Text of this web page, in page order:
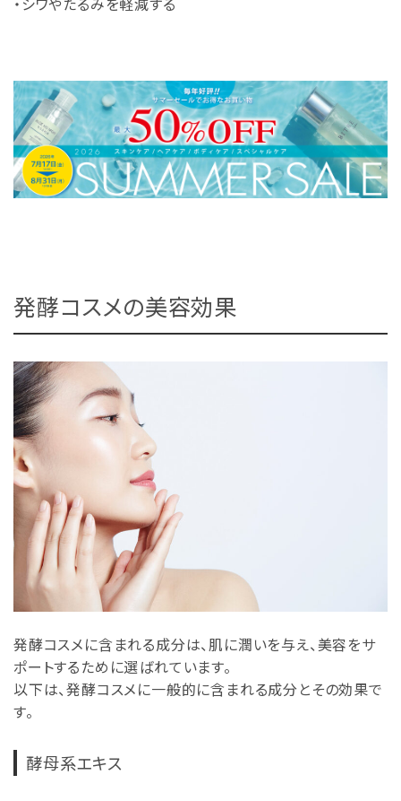
発酵コスメの美容効果
発酵コスメに含まれる成分は、肌に潤いを与え、美容をサ
ポートするために選ばれています。
以下は、発酵コスメに一般的に含まれる成分とその効果で
す。
酵母系エキス